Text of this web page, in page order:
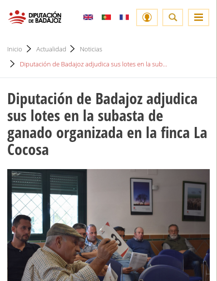
Inicio Actualidad
Noticias
Diputación de Badajoz adjudica sus lotes en la sub...
Diputación de Badajoz adjudica
sus lotes en la subasta de
ganado organizada en la finca La
Cocosa